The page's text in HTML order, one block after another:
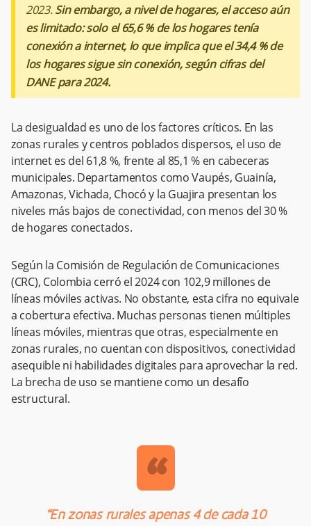
2023.Sin embargo, a nivel de hogares, el acceso aún
es limitado: solo el 65,6 % de los hogares tenía
conexión a internet, lo que implica que el 34,4 % de
los hogares sigue sin conexión, según cifras del
DANE para 2024.
La desigualdad es uno de los factores críticos. En las
zonas rurales y centros poblados dispersos, el uso de
internet es del 61,8 %, frente al 85,1 % en cabeceras
municipales. Departamentos como Vaupés, Guainía,
Amazonas, Vichada, Chocó y la Guajira presentan los
niveles más bajos de conectividad, con menos del 30 %
de hogares conectados.
Según la Comisión de Regulación de Comunicaciones
(CRC), Colombia cerró el 2024 con 102,9 millones de
líneas móviles activas. No obstante, esta cifra no equivale
a cobertura efectiva. Muchas personas tienen múltiples
líneas móviles, mientras que otras, especialmente en
zonas rurales, no cuentan con dispositivos, conectividad
asequible ni habilidades digitales para aprovechar la red.
La brecha de uso se mantiene como un desafío
estructural.
“
“En zonas rurales apenas 4 de cada 10